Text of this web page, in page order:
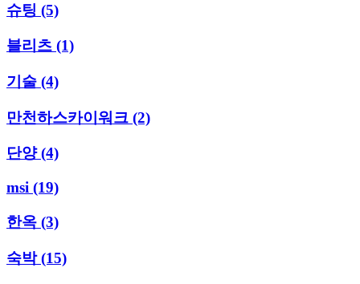
슈팅 (5)
블리츠 (1)
기술 (4)
만천하스카이워크 (2)
단양(4)
msi (19)
한옥 (3)
숙박(15)